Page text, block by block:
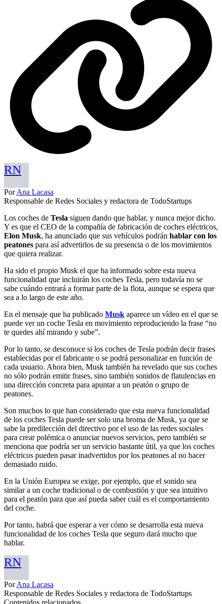
RN
PorAna Lacasa
Responsable de Redes Sociales y redactora de TodoStartups
Los coches de Tesla siguen dando que hablar, y nunca mejor dicho.
Y es que el CEO de la compañía de fabricación de coches eléctricos,
Elon Musk, ha anunciado que sus vehículos podrán hablar con los
peatones para así advertirlos de su presencia o de los movimientos
que quiera realizar.
Ha sido el propio Musk el que ha informado sobre esta nueva
funcionalidad que incluirán los coches Tesla, pero todavía no se
sabe cuándo entrará a formar parte de la flota, aunque se espera que
sea a lo largo de este año.
En el mensaje que ha publicado Musk aparece un vídeo en el que se
puede ver un coche Tesla en movimiento reproduciendo la frase “no
te quedes ahí mirando y sube”.
Por lo tanto, se desconoce si los coches de Tesla podrán decir frases
establecidas por el fabricante o se podrá personalizar en función de
cada usuario. Ahora bien, Musk también ha revelado que sus coches
no sólo podrán emitir frases, sino también sonidos de flatulencias en
una dirección concreta para apuntar a un peatón o grupo de
peatones.
Son muchos lo que han considerado que esta nueva funcionalidad
de los coches Tesla puede ser solo una broma de Musk, ya que se
sabe la predilección del directivo por el uso de las redes sociales
para crear polémica o anunciar nuevos servicios, pero también se
menciona que podría ser un servicio bastante útil, ya que los coches
eléctricos pueden pasar inadvertidos por los peatones al no hacer
demasiado ruido.
En la Unión Europea se exige, por ejemplo, que el sonido sea
similar a un coche tradicional o de combustión y que sea intuitivo
para el peatón para que así pueda saber cuál es el comportamiento
del coche.
Por tanto, habrá que esperar a ver cómo se desarrolla esta nueva
funcionalidad de los coches Tesla que seguro dará mucho que
hablar.
RN
PorAna Lacasa
Responsable de Redes Sociales y redactora de TodoStartups